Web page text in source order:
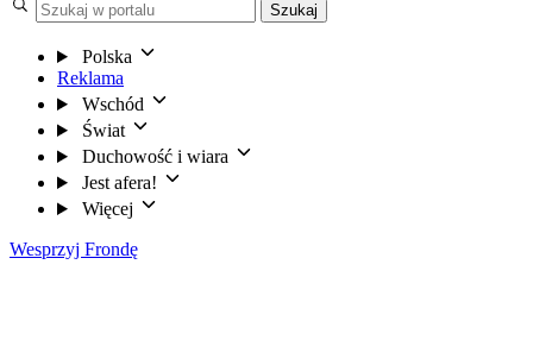
Szukaj
Polska
Reklama
Wschód
Świat
Duchowość i wiara
Jest afera!
Więcej
Wesprzyj Frondę